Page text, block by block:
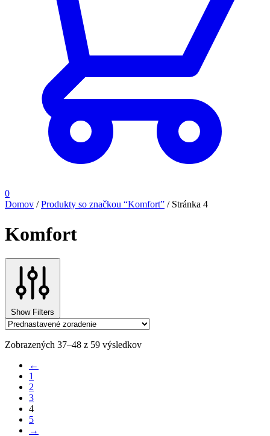
0
Domov /Produkty so značkou “Komfort” / Stránka 4
Komfort
Show Filters
Zobrazených 37–48 z 59 výsledkov
←
1
2
3
4
5
→